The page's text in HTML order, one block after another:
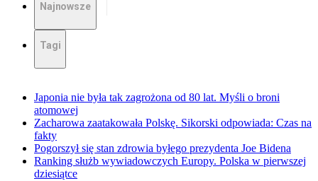
Najnowsze
Tagi
Japonia nie była tak zagrożona od 80 lat. Myśli o broni
atomowej
Zacharowa zaatakowała Polskę. Sikorski odpowiada: Czas na
fakty
Pogorszył się stan zdrowia byłego prezydenta Joe Bidena
Ranking służb wywiadowczych Europy. Polska w pierwszej
dziesiątce